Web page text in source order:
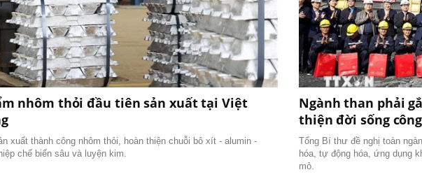
nhôm thỏi đầu tiên sản xuất tại Việt
xuất thành công nhôm thỏi, hoàn thiện chuỗi bô xít - alumin -
chế biến sâu và luyện kim.
Ngành than phải
thiện đời sống
Tổng Bí thư đề nghị toàn
hóa, tự động hóa, ứng dụng
mỏ.